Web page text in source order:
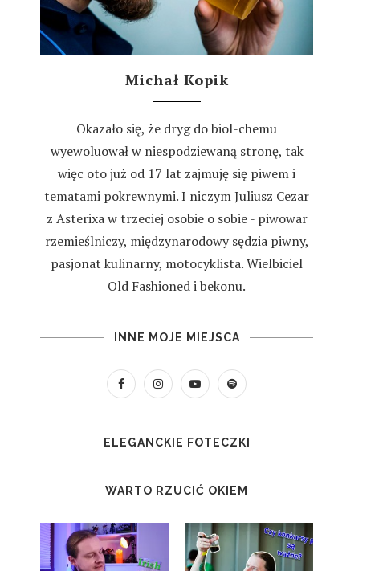
Michał Kopik
Okazało się, że dryg do biol-chemu
wyewoluował w niespodziewaną stronę, tak
więc oto już od 17 lat zajmuję się piwem i
tematami pokrewnymi. I niczym Juliusz Cezar
z Asterixa w trzeciej osobie o sobie - piwowar
rzemieślniczy, międzynarodowy sędzia piwny,
pasjonat kulinarny, motocyklista. Wielbiciel
Old Fashioned i bekonu.
INNE MOJE MIEJSCA
ELEGANCKIE FOTECZKI
WARTO RZUCIĆ OKIEM